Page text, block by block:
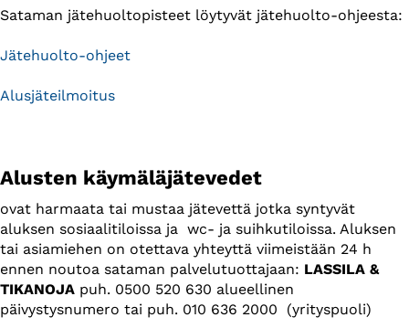
Sataman jätehuoltopisteet löytyvät jätehuolto-ohjeesta:
Jätehuolto-ohjeet
Alusjäteilmoitus
Alusten käymäläjätevedet
ovat harmaata tai mustaa jätevettä jotka syntyvät
aluksen sosiaalitiloissa ja wc- ja suihkutiloissa. Aluksen
tai asiamiehen on otettava yhteyttä viimeistään 24 h
ennen noutoa sataman palvelutuottajaan: LASSILA &
TIKANOJA puh. 0500 520 630 alueellinen
päivystysnumero tai puh. 010 636 2000 (yrityspuoli)